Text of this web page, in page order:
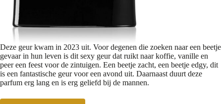
Deze geur kwam in 2023 uit. Voor degenen die zoeken naar een beetje
gevaar in hun leven is dit sexy geur dat ruikt naar koffie, vanille en
peer een feest voor de zintuigen. Een beetje zacht, een beetje edgy, dit
is een fantastische geur voor een avond uit. Daarnaast duurt deze
parfum erg lang en is erg geliefd bij de mannen.